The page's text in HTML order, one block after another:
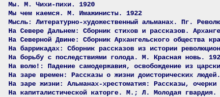
Мы. М. Чихи-пихи. 1920
Мы чем каемся. М. Имажинисты. 1922
Мысль: Литературно-художественный альманах. Пг.
На Севере Дальнем: Сборник стихов и рассказов.
На Северной Двине: Сборник Архангельского общества
На баррикадах: Сборник рассказов из истории
На борьбу с последствиями голода. М. Красная новь.
На волю!: Падение самодержавия, освобождение из
На заре времен: Рассказы о жизни доисторических
На заре жизни: Альманах-хрестоматия: Рассказы,
На капиталистической каторге. М.; Л. Молодая